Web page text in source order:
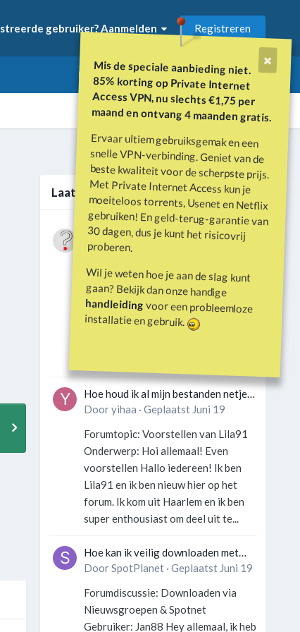
Mis de speciale aanbieding niet.
85% korting op Private Internet
Access VPN, nu slechts €1,75 per
maand en ontvang 4 maanden gratis.
Ervaar ultiem gebruiksgemak en een
snelle VPN-verbinding. Geniet van de
beste kwaliteit voor de scherpste prijs.
Met Private Internet Access kun je
moeiteloos torrents, Usenet en Netflix
gebruiken! En geld-terug-garantie van
30 dagen, dus je kunt het risicovrij
proberen.
Wil je weten hoe je aan de slag kunt
gaan? Bekijk dan onze handige
handleidingvoor een probleemloze
installatie en gebruik.
gebruiker? Aanmelden Registreren
Alle activiteit
Laatste berichten
Wat is er gebeurd met Davey Hearn
en de vandalisatie van het
Washington Reflecting Pool?
DoorVraagbaak
Forumdiscussie: Davey Hearn:
Former Olympian Denies Vandalising
Washington Reflecting Pool
Gebruiker: SportFan123 Hey
Hoe houd ik al mijn bestanden netjes
georganiseerd zonder gek te
Dooryihaa · Geplaatst Juni 19
Forumtopic: Voorstellen van Lila91
Onderwerp: Hoi allemaal! Even
voorstellen Hallo iedereen! Ik ben
Lila91 en ik ben nieuw hier op het
forum. Ik kom uit Haarlem en ik ben
super enthousiast om deel uit te...
Hoe kan ik veilig downloaden met
een VPN zonder technische kennis?
DoorSpotPlanet· Geplaatst Juni 19
Forumdiscussie: Downloaden via
Nieuwsgroepen & Spotnet
Gebruiker: Jan88 Hey allemaal, ik heb